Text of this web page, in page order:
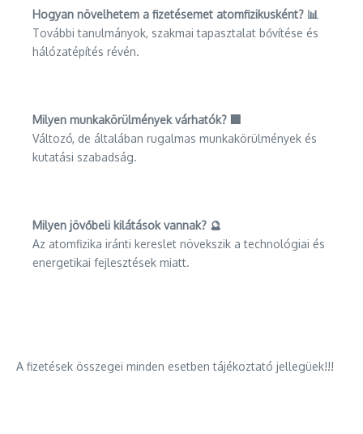
Hogyan növelhetem a fizetésemet atomfizikusként? 📊
További tanulmányok, szakmai tapasztalat bővítése és
hálózatépítés révén.
Milyen munkakörülmények várhatók? 🏢
Változó, de általában rugalmas munkakörülmények és
kutatási szabadság.
Milyen jövőbeli kilátások vannak? 🔮
Az atomfizika iránti kereslet növekszik a technológiai és
energetikai fejlesztések miatt.
A fizetések összegei minden esetben tájékoztató jellegüek!!!